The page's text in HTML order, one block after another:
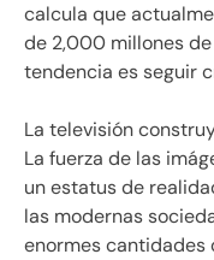
calcula que
de 2,000 millones
tendencia es seguir
La televisión
La fuerza de las
un estatus de
las modernas
enormes cantidades